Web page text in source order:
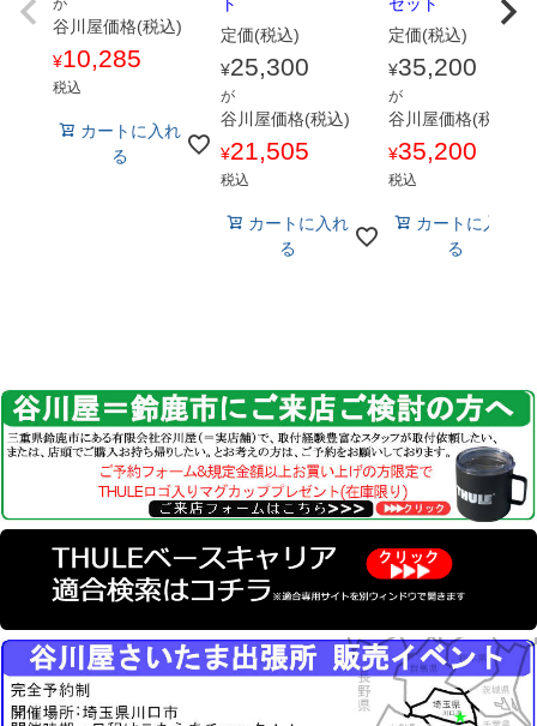
谷川屋価格(税込)
¥10,285
税込
カートに入れ
る
定価(税込)
¥25,300
が
谷川屋価格(税込)
¥21,505
税込
カートに入れ
る
定価(税込)
¥35,200
が
谷川屋価格(税込)
¥35,200
税込
カートに入れ
る